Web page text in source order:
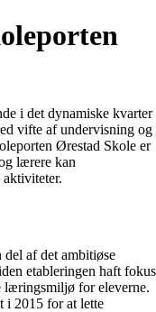
i det dynamiske kvarter
vifte af undervisning og
Ørestad Skole er
lærere kan
af det ambitiøse
etableringen haft fokus
læringsmiljø for eleverne.
i 2015 for at lette